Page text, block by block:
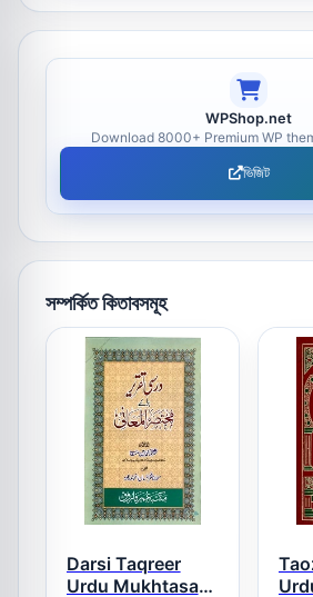
WPShop.net
Download 8000+ Premium WP
ভিজিট
সম্পর্কিত কিতাবসমূহ
Darsi Taqreer
Urdu Mukhtasar